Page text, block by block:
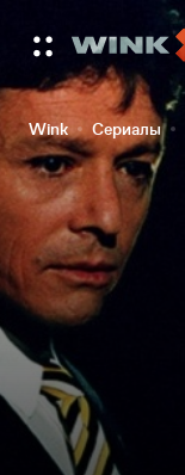
Wink Сериалы